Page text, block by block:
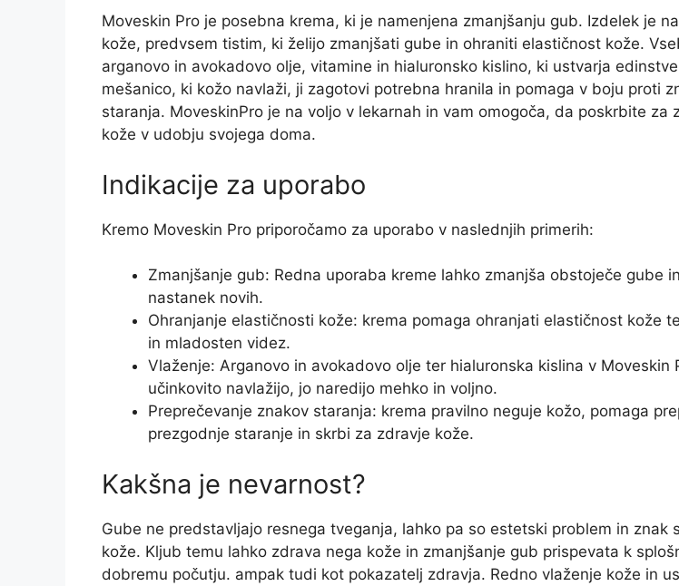
Moveskin Pro je posebna krema, ki je namenjena zmanjšanju gub. Izdelek je
kože, predvsem tistim, ki želijo zmanjšati gube in ohraniti elastičnost kože.
arganovo in avokadovo olje, vitamine in hialuronsko kislino, ki ustvarja
mešanico, ki kožo navlaži, ji zagotovi potrebna hranila in pomaga v boju proti
staranja. MoveskinPro je na voljo v lekarnah in vam omogoča, da poskrbite za
kože v udobju svojega doma.
Indikacije za uporabo
Kremo Moveskin Pro priporočamo za uporabo v naslednjih primerih:
Zmanjšanje gub: Redna uporaba kreme lahko zmanjša obstoječe gube
nastanek novih.
Ohranjanje elastičnosti kože: krema pomaga ohranjati elastičnost kože
in mladosten videz.
Vlaženje: Arganovo in avokadovo olje ter hialuronska kislina v Moveskin
učinkovito navlažijo, jo naredijo mehko in voljno.
Preprečevanje znakov staranja: krema pravilno neguje kožo, pomaga
prezgodnje staranje in skrbi za zdravje kože.
Kakšna je nevarnost?
Gube ne predstavljajo resnega tveganja, lahko pa so estetski problem in znak
kože. Kljub temu lahko zdrava nega kože in zmanjšanje gub prispevata k
dobremu počutju. ampak tudi kot pokazatelj zdravja. Redno vlaženje kože in